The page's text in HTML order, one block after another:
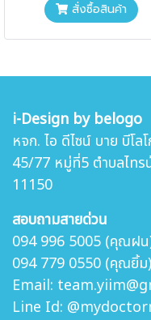
สั่งซื้อสินค้า
i-Design by belogo
หจก. ไอ ดีไซน์ บาย บีโล
45/77 หมู่ที่5 ตำบลไท
11150
สอบถามสายด่วน
094 996 5005 (คุณฝ
094 779 0550 (คุณยิ้ม)
Email:
Line Id: